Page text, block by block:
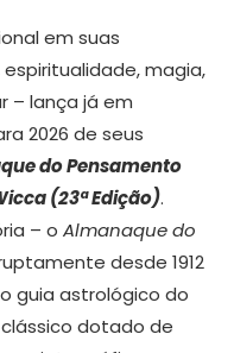
em suas
magia,
– lança já em
2026 de seus
do Pensamento
(23ª Edição).
– o Almanaque do
desde 1912
guia astrológico do
dotado de